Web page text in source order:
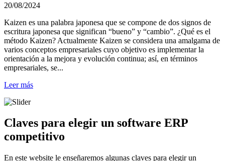
20/08/2024
Kaizen es una palabra japonesa que se compone de dos signos de
escritura japonesa que significan “bueno” y “cambio”. ¿Qué es el
método Kaizen? Actualmente Kaizen se considera una amalgama de
varios conceptos empresariales cuyo objetivo es implementar la
orientación a la mejora y evolución continua; así, en términos
empresariales, se...
Leer más
Claves para elegir un software ERP
competitivo
En este website le enseñaremos algunas claves para elegir un